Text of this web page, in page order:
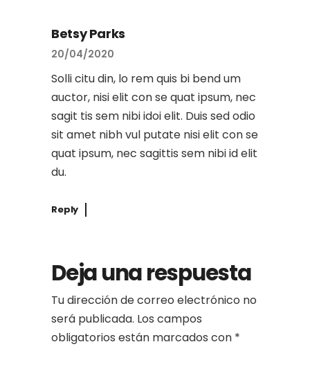
Betsy Parks
20/04/2020
Solli citu din, lo rem quis bi bend um
auctor, nisi elit con se quat ipsum, nec
sagit tis sem nibi idoi elit. Duis sed odio
sit amet nibh vul putate nisi elit con se
quat ipsum, nec sagittis sem nibi id elit
du.
Reply
Deja una respuesta
Tu dirección de correo electrónico no
será publicada. Los campos
obligatorios están marcados con *